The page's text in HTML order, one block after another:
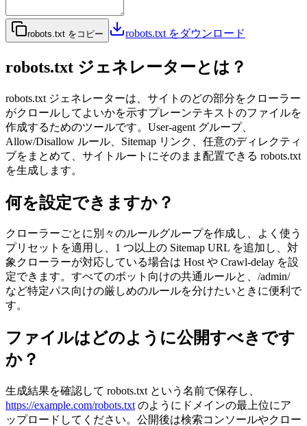
robots.txt をコピー robots.txt をダウンロード
robots.txt ジェネレーターとは？
robots.txt ジェネレーターは、サイトのどの部分をクローラー
がクロールしてよいかを示すプレーンテキストのファイルを
作成するためのツールです。User-agent グループ、
Allow/Disallow ルール、Sitemap リンク、任意のディレクティ
ブをまとめて、サイトルートにそのまま配置できる robots.txt
を生成します。
何を設定できますか？
クローラーごとに別々のルールグループを作成し、よく使う
プリセットを適用し、1 つ以上の Sitemap URL を追加し、対
象クローラーが対応している場合は Host や Crawl-delay を設
定できます。すべてのボット向けの共通ルールと、/admin/
など特定パス向けの厳しめのルールを分けたいときに便利で
す。
ファイルはどのように公開すべきです
か？
生成結果を確認して robots.txt という名前で保存し、
https://example.com/robots.txt のようにドメインの最上位にア
ップロードしてください。公開後は検索コンソールやクロー